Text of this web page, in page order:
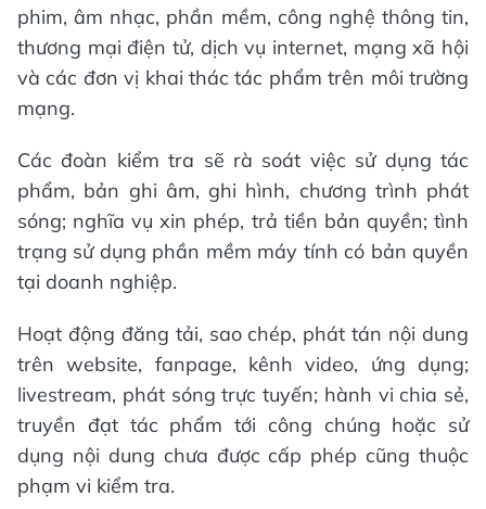
phim, âm nhạc, phần mềm, công nghệ thông tin,
thương mại điện tử, dịch vụ internet, mạng xã hội
và các đơn vị khai thác tác phẩm trên môi trường
mạng.
Các đoàn kiểm tra sẽ rà soát việc sử dụng tác
phẩm, bản ghi âm, ghi hình, chương trình phát
sóng; nghĩa vụ xin phép, trả tiền bản quyền; tình
trạng sử dụng phần mềm máy tính có bản quyền
tại doanh nghiệp.
Hoạt động đăng tải, sao chép, phát tán nội dung
trên website, fanpage, kênh video, ứng dụng;
livestream, phát sóng trực tuyến; hành vi chia sẻ,
truyền đạt tác phẩm tới công chúng hoặc sử
dụng nội dung chưa được cấp phép cũng thuộc
phạm vi kiểm tra.